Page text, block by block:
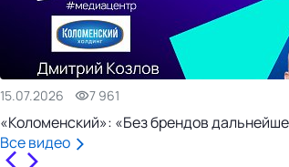
15.07.2026 7 961
«Коломенский»: «Без брендов
Все видео